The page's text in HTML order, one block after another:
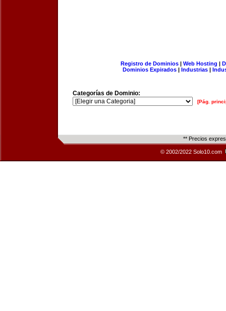
Registro de Dominios| Web Hosting |
Dominios Expirados | Industrias |
Categorías de Dominio:
[Pág.
** Precios
© 2002/2022 Solo10.com